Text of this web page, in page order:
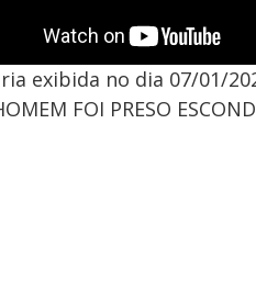
exibida no dia 07/01/
FOI PRESO